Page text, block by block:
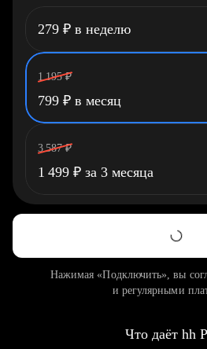
279 ₽ в неделю
1 195 ₽
799 ₽ в месяц
3 587 ₽
1 499 ₽ за 3 месяца
Нажимая «Подключить», вы
и регулярными
Что даёт hh